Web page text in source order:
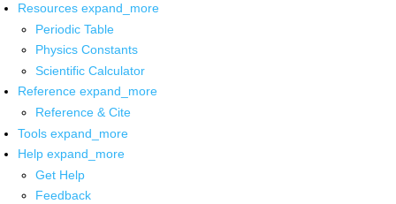
Resources expand_more
Periodic Table
Physics Constants
Scientific Calculator
Reference expand_more
Reference & Cite
Tools expand_more
Help expand_more
Get Help
Feedback